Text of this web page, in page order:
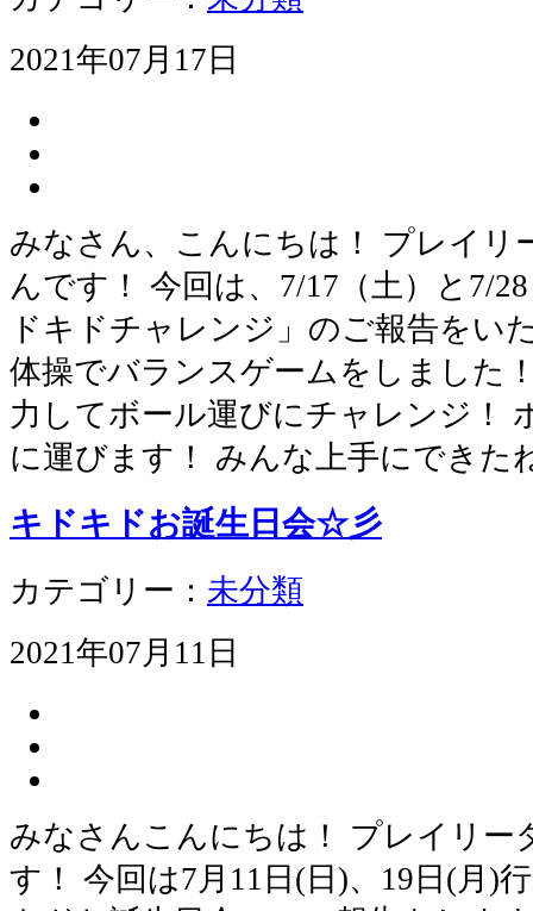
2021年07月17日
みなさん、こんにちは！ プレイリ
んです！ 今回は、7/17（土）と7/
ドキドチャレンジ」のご報告をい
体操でバランスゲームをしました
力してボール運びにチャレンジ！
に運びます！ みんな上手にできた
キドキドお誕生日会☆彡
カテゴリー： 未分類
2021年07月11日
みなさんこんにちは！ プレイリー
す！ 今回は7月11日(日)、19日(月)